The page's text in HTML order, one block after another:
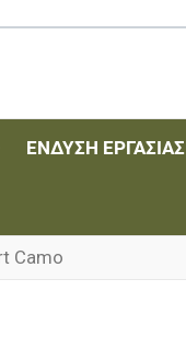
ΈΝΔΥΣΗ ΕΡΓΑΣΊΑΣ
Camo